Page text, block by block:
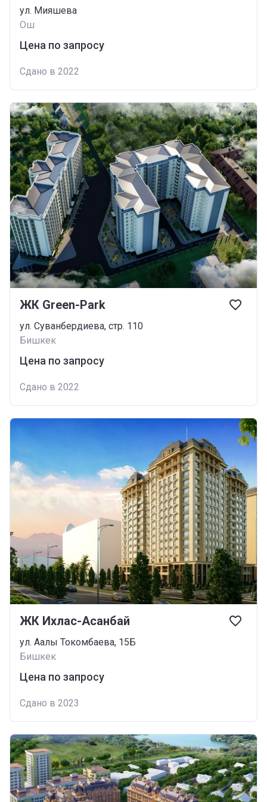
ул. Мияшева
Ош
Цена по запросу
Сдано в 2022
ЖК Green-Park
ул. Суванбердиева, стр. 110
Бишкек
Цена по запросу
Сдано в 2022
ЖК Ихлас-Асанбай
ул. Аалы Токомбаева, 15Б
Бишкек
Цена по запросу
Сдано в 2023